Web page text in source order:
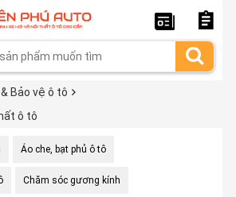
Bảo vệ ô tô
ô tô
Áo che, bạt phủ ô tô
Chăm sóc gương kính